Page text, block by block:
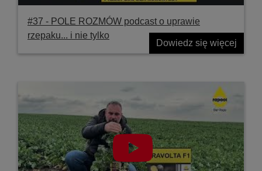
#37 ‐ POLE ROZMÓW podcast o uprawie
rzepaku... i nie tylko
Dowiedz się więcej